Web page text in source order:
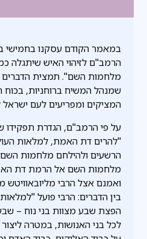
במאמר הקודם עסקנו בחמישי
הרמב"ם לזיהוי האיש שיתגלה
מלחמות השם". תמצית
שמנהל המשיח ברוחניות, בכוח
המציקים ומפריעים לעם ישראל
על פי הרמב"ם, הגדרת תפקידו
"להרים דת האמת, למלאות
הרשעים ולהילחם מלחמות
מלחמות השם אל הרמת דת
ואמנם אצל הרבי
בין הדברים: הרבי פועל
הפצת שבע מצוות בני נוח –
לכל בני האנושות, במטרה